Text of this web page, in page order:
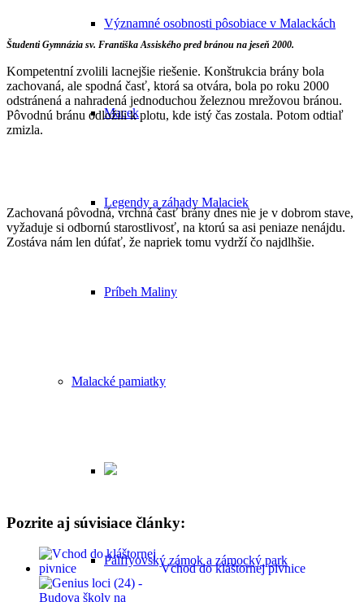
Významné osobnosti pôsobiace v Malackách
Macek
Legendy a záhady Malaciek
Príbeh Maliny
Malacké pamiatky
Pálffyovský zámok a zámocký park
Študenti Gymnázia sv. Františka Assiského pred bránou na jeseň 2000.
Kompetentní zvolili lacnejšie riešenie. Konštrukcia brány bola
zachovaná, ale spodná časť, ktorá sa otvára, bola po roku 2000
odstránená a nahradená jednoduchou železnou mrežovou bránou.
Pôvodnú bránu odložili k plotu, kde istý čas zostala. Potom odtiaľ
zmizla.
Zachovaná pôvodná, vrchná časť brány dnes nie je v dobrom stave,
vyžaduje si odbornú starostlivosť, na ktorú sa asi peniaze nenájdu.
Zostáva nám len dúfať, že napriek tomu vydrží čo najdlhšie.
Pozrite aj súvisiace články:
Vchod do kláštornej pivnice